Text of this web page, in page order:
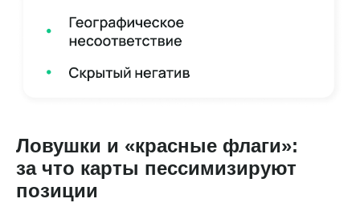
Ловушки и «красные флаги»:
за что карты пессимизируют
позиции